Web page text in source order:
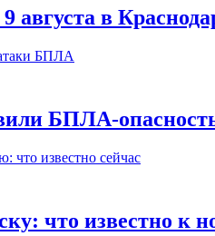
августа в
БПЛА-
что известно к